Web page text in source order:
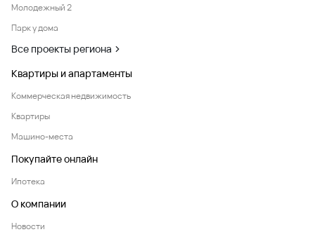
Молодежный 2
Парк у дома
Все проекты региона
Квартиры и апартаменты
Коммерческая недвижимость
Квартиры
Машино-места
Покупайте онлайн
Ипотека
О компании
Новости